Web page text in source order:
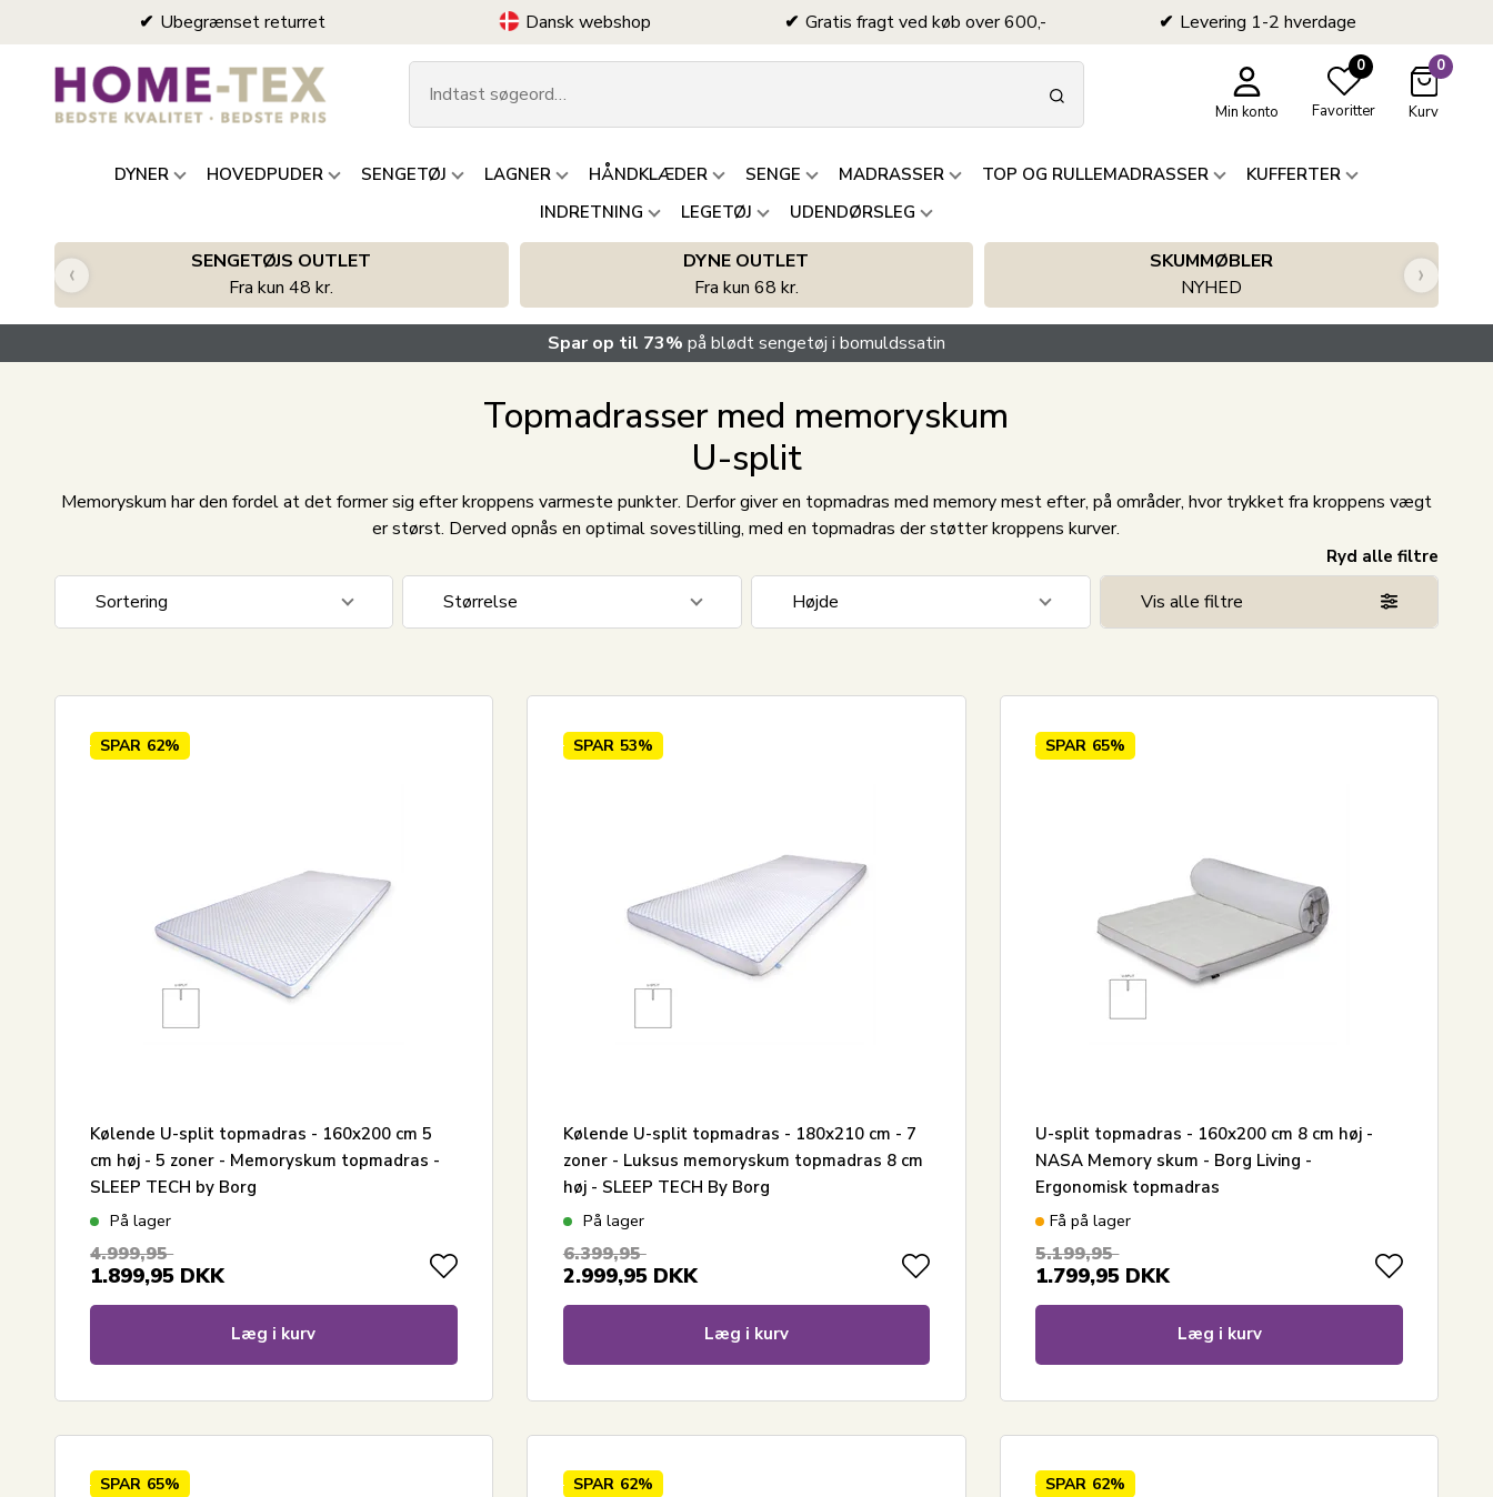
Ubegrænset returret Dansk webshop Gratis fragt ved køb over 600,- Levering 1-2 hverdage
Min konto
0
Favoritter
0
Kurv
DYNER HOVEDPUDER SENGETØJ LAGNER HÅNDKLÆDER SENGE MADRASSER TOP OG RULLEMADRASSER
KUFFERTER
INDRETNING
LEGETØJ UDENDØRSLEG
SENGETØJS OUTLET
Fra kun 48 kr.
DYNE OUTLET
Fra kun 68 kr.
SKUMMØBLER
NYHED
‹ ›
Spar op til 73% på blødt sengetøj i bomuldssatin
Topmadrasser med memoryskum
U-split
Memoryskum har den fordel at det former sig efter kroppens varmeste punkter. Derfor giver en topmadras med memory mest efter, på områder, hvor trykket fra kroppens vægt
er størst. Derved opnås en optimal sovestilling, med en topmadras der støtter kroppens kurver.
Ryd alle filtre
Sortering
Nyeste
Størrelse
Højde
Vis alle filtre
SPAR 62%
Kølende U-split topmadras - 160x200 cm 5
cm høj - 5 zoner - Memoryskum topmadras -
SLEEP TECH by Borg
På lager
4.999,95
1.899,95 DKK
Læg i kurv
SPAR 53%
Kølende U-split topmadras - 180x210 cm - 7
zoner - Luksus memoryskum topmadras 8 cm
høj - SLEEP TECH By Borg
På lager
6.399,95
2.999,95 DKK
Læg i kurv
SPAR 65%
U-split topmadras - 160x200 cm 8 cm høj -
NASA Memory skum - Borg Living -
Ergonomisk topmadras
Få på lager
5.199,95
1.799,95 DKK
Læg i kurv
SPAR 65% SPAR 62% SPAR 62%